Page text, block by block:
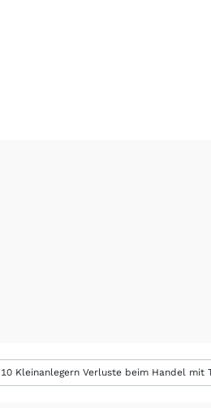
Kleinanlegern Verluste beim Handel